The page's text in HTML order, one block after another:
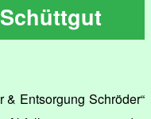
& Entsorgung Schröder“